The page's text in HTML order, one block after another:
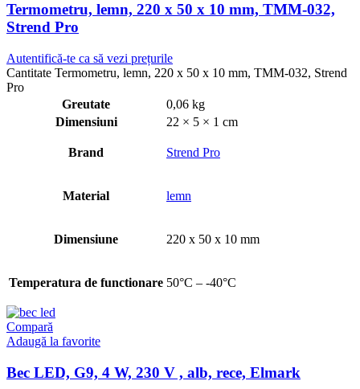
Termometru, lemn, 220 x 50 x 10 mm, TMM-032,
Strend Pro
Autentifică-te ca să vezi prețurile
Cantitate Termometru, lemn, 220 x 50 x 10 mm, TMM-032, Strend
Pro
Greutate
0,06 kg
Dimensiuni
22 × 5 × 1 cm
Brand Strend Pro
Material lemn
Dimensiune 220 x 50 x 10 mm
Temperatura de functionare 50°C – -40°C
Compară
Adaugă la favorite
Bec LED, G9, 4 W, 230 V , alb, rece, Elmark